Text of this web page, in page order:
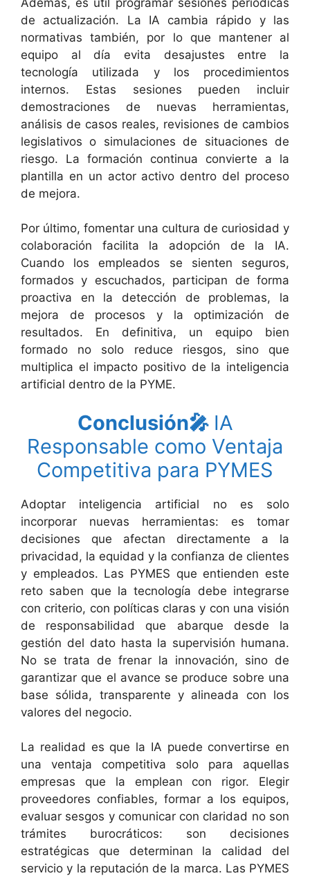
de actualización. La IA cambia rápido y las
normativas también, por lo que mantener al
equipo al día evita desajustes entre la
tecnología utilizada y los procedimientos
internos. Estas sesiones pueden incluir
demostraciones de nuevas herramientas,
análisis de casos reales, revisiones de cambios
legislativos o simulaciones de situaciones de
riesgo. La formación continua convierte a la
plantilla en un actor activo dentro del proceso
de mejora.
Por último, fomentar una cultura de curiosidad y
colaboración facilita la adopción de la IA.
Cuando los empleados se sienten seguros,
formados y escuchados, participan de forma
proactiva en la detección de problemas, la
mejora de procesos y la optimización de
resultados. En definitiva, un equipo bien
formado no solo reduce riesgos, sino que
multiplica el impacto positivo de la inteligencia
artificial dentro de la PYME.
Conclusión🎤 IA
Responsable como Ventaja
Competitiva para PYMES
Adoptar inteligencia artificial no es solo
incorporar nuevas herramientas: es tomar
decisiones que afectan directamente a la
privacidad, la equidad y la confianza de clientes
y empleados. Las PYMES que entienden este
reto saben que la tecnología debe integrarse
con criterio, con políticas claras y con una visión
de responsabilidad que abarque desde la
gestión del dato hasta la supervisión humana.
No se trata de frenar la innovación, sino de
garantizar que el avance se produce sobre una
base sólida, transparente y alineada con los
valores del negocio.
La realidad es que la IA puede convertirse en
una ventaja competitiva solo para aquellas
empresas que la emplean con rigor. Elegir
proveedores confiables, formar a los equipos,
evaluar sesgos y comunicar con claridad no son
trámites burocráticos: son decisiones
estratégicas que determinan la calidad del
servicio y la reputación de la marca. Las PYMES